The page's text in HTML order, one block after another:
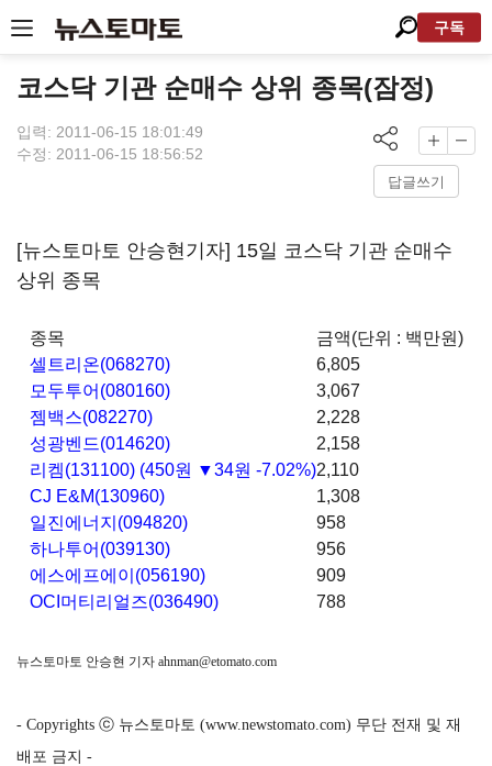
구독
코스닥 기관 순매수 상위 종목(잠정)
입력: 2011-06-15 18:01:49
수정: 2011-06-15 18:56:52
답글쓰기
[뉴스토마토 안승현기자] 15일 코스닥 기관 순매수
상위 종목
종목
금액(단위 : 백만원)
셀트리온(068270)
6,805
모두투어(080160)
3,067
젬백스(082270)
2,228
성광벤드(014620)
2,158
리켐(131100)(450원 ▼34원 -7.02%)2,110
CJ E&M(130960)
1,308
일진에너지(094820)
958
하나투어(039130)
956
에스에프에이(056190)
909
OCI머티리얼즈(036490)
788
뉴스토마토 안승현 기자 ahnman@etomato.com
- Copyrights ⓒ 뉴스토마토 (www.newstomato.com) 무단 전재 및 재
배포 금지 -